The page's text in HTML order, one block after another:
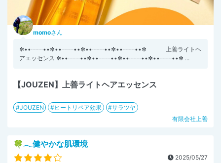
momoさん
✼••┈┈••✼••┈┈••✼••┈┈••✼••┈┈••✼ 上善ライトヘ
アエッセンス ✼••┈┈••✼••┈┈••✼••┈┈••✼••┈┈••✼ ...
【JOUZEN】上善ライトヘアエッセンス
JOUZEN ヒートリペア効果
サラツヤ
有限会社上善
🍀𓂃健やかな肌環境
2025/05/27